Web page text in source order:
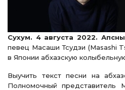
Сухум. 4 августа 2022.
певец Масаши Тсудзи (Masashi
в Японии абхазскую
Выучить текст песни на
Полномочный представитель